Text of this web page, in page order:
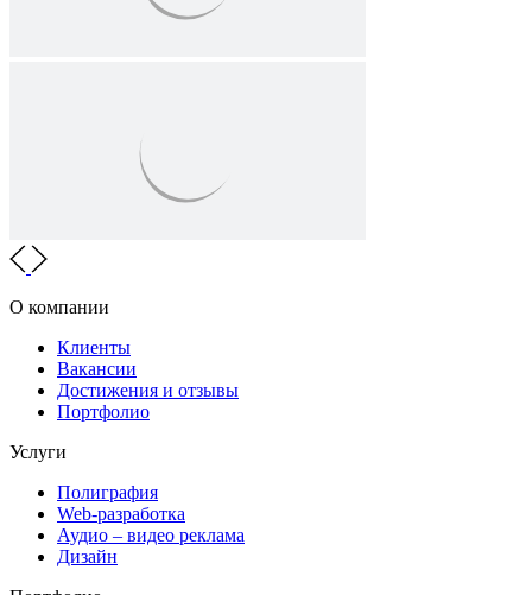
О компании
Клиенты
Вакансии
Достижения и отзывы
Портфолио
Услуги
Полиграфия
Web-разработка
Аудио – видео реклама
Дизайн